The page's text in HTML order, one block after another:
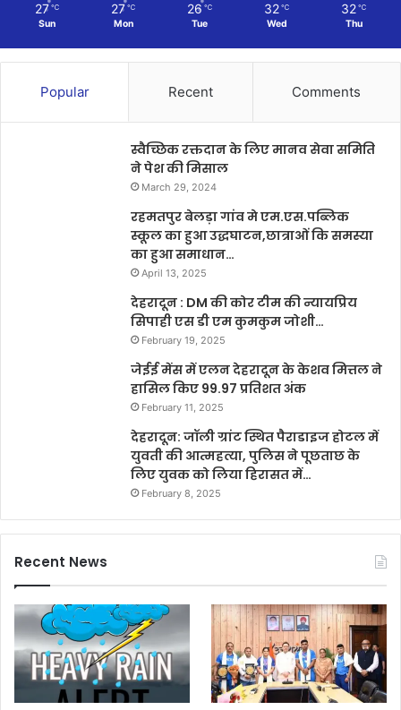
27 ℃
Sun
27 ℃
Mon
26 ℃
Tue
32 ℃
Wed
32 ℃
Thu
Popular Recent Comments
स्वैच्छिक रक्तदान के लिए मानव सेवा समिति
ने पेश की मिसाल
March 29, 2024
रहमतपुर बेलड़ा गांव मे एम.एस.पब्लिक
स्कूल का हुआ उद्धघाटन,छात्राओं कि समस्या
का हुआ समाधान…
April 13, 2025
देहरादून : DM की कोर टीम की न्यायप्रिय
सिपाही एस डी एम कुमकुम जोशी…
February 19, 2025
जेईई मेंस में एलन देहरादून के केशव मित्तल ने
हासिल किए 99.97 प्रतिशत अंक
February 11, 2025
देहरादून: जॉली ग्रांट स्थित पैराडाइज होटल में
युवती की आत्महत्या, पुलिस ने पूछताछ के
लिए युवक को लिया हिरासत में…
February 8, 2025
Recent News